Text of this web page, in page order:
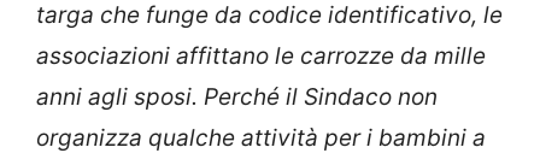
targa che funge da codice identificativo, le
associazioni affittano le carrozze da mille
anni agli sposi. Perché il Sindaco non
organizza qualche attività per i bambini a